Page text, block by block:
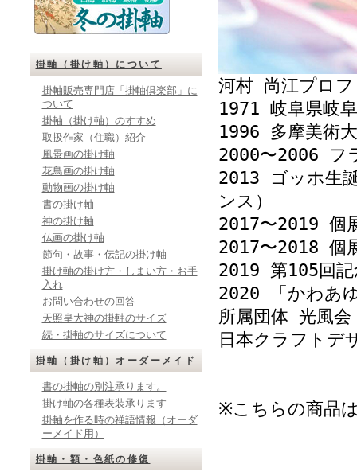
掛軸（掛け軸）について
掛軸販売専門店「掛軸倶楽部」に
ついて
掛軸（掛け軸）のすすめ
取扱作家（住職）紹介
風景画の掛け軸
花鳥画の掛け軸
動物画の掛け軸
書の掛け軸
神の掛け軸
仏画の掛け軸
節句・故事・伝記の掛け軸
掛け軸の掛け方・しまい方・お手
入れ
お問い合わせの回答
天照皇大神の掛軸のサイズ
続・掛軸のサイズについて
掛軸（掛け軸）オーダーメイド
書の掛軸の別注承ります。
掛け軸の各種表装承ります
掛軸を作る時の禅語情報（オーダ
ーメイド用）
掛軸・額・色紙の修復
河村 尚江プロフ
1971 岐阜県岐
1996 多摩美術
2000〜2006 フ
2013 ゴッホ生
ンス）
2017〜2019 個
2017〜2018
2019 第105回記
2020 「かわあ
所属団体 光風
日本クラフトデ
※こちらの商品